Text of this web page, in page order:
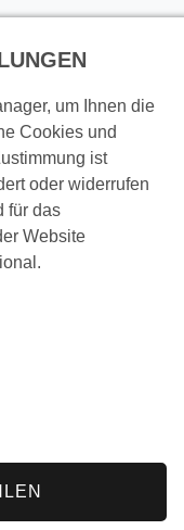
um Ihnen die
Cookies und
ist
oder widerrufen
für das
Website